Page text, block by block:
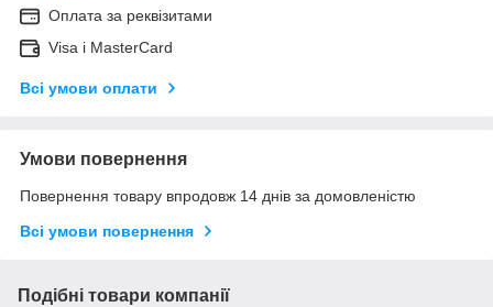
Оплата за реквізитами
Visa і MasterCard
Всі умови оплати
Умови повернення
Повернення товару впродовж 14 днів за домовленістю
Всі умови повернення
Подібні товари компанії